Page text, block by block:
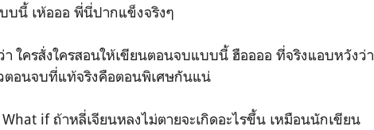
บนี้ เห้อออ พี่นี่ปากแข็งจริงๆ
ใครสั่งใครสอนให้เขียนตอนจบแบบนี้ ฮืออออ ที่จริงแอบหวังว่า
ตอนจบที่แท้จริงคือตอนพิเศษกันแน่
if ถ้าหลี่เจียนหลงไม่ตายจะเกิดอะไรขึ้น เหมือนนักเขียน